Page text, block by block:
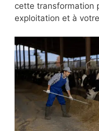
cette transformation
exploitation et à